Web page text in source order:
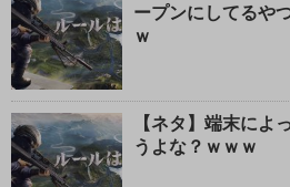
ープンにしてるや
ｗ
【ネタ】端末によ
うよな？ｗｗｗ